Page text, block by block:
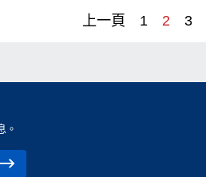
上一頁 1 2 3
。